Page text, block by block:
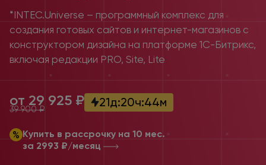
*INTEC.Universe – программный комплекс для
создания готовых сайтов и интернет-магазинов с
конструктором дизайна на платформе 1С-Битрикс,
включая редакции PRO, Site, Lite
от 29 925 ₽
39 900 ₽ 21д:20ч:44м
Купить в рассрочку на 10 мес.
за 2993 ₽/месяц